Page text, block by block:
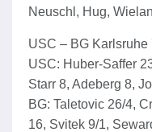
Neuschl, Hug,
USC – BG
USC: Huber-Saffer
Starr 8, Adeberg 8,
BG: Taletovic 26/4,
16, Svitek 9/1,